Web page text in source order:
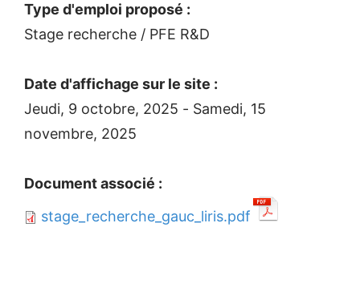
Type d'emploi proposé :
Stage recherche / PFE R&D
Date d'affichage sur le site :
Jeudi, 9 octobre, 2025 - Samedi, 15
novembre, 2025
Document associé :
stage_recherche_gauc_liris.pdf